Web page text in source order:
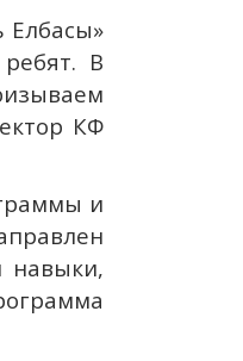
Елбасы»
В
КФ
и
навыки,